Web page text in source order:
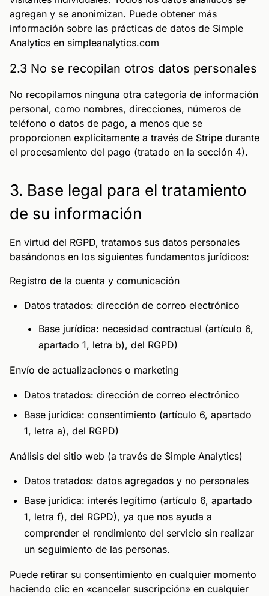
agregan y se anonimizan. Puede obtener más
información sobre las prácticas de datos de Simple
Analytics en simpleanalytics.com
2.3 No se recopilan otros datos personales
No recopilamos ninguna otra categoría de información
personal, como nombres, direcciones, números de
teléfono o datos de pago, a menos que se
proporcionen explícitamente a través de Stripe durante
el procesamiento del pago (tratado en la sección 4).
3. Base legal para el tratamiento
de su información
En virtud del RGPD, tratamos sus datos personales
basándonos en los siguientes fundamentos jurídicos:
Registro de la cuenta y comunicación
Datos tratados: dirección de correo electrónico
Base jurídica: necesidad contractual (artículo 6,
apartado 1, letra b), del RGPD)
Envío de actualizaciones o marketing
Datos tratados: dirección de correo electrónico
Base jurídica: consentimiento (artículo 6, apartado
1, letra a), del RGPD)
Análisis del sitio web (a través de Simple Analytics)
Datos tratados: datos agregados y no personales
Base jurídica: interés legítimo (artículo 6, apartado
1, letra f), del RGPD), ya que nos ayuda a
comprender el rendimiento del servicio sin realizar
un seguimiento de las personas.
Puede retirar su consentimiento en cualquier momento
haciendo clic en «cancelar suscripción» en cualquier